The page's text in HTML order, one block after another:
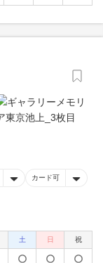
カード可
土 日 祝